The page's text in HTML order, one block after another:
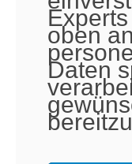
oben
Daten